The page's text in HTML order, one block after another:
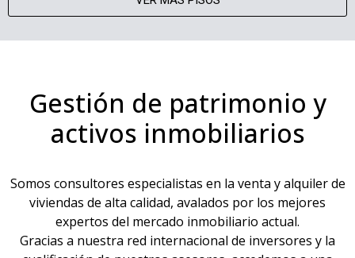
Gestión de patrimonio y
activos inmobiliarios
Somos consultores especialistas en la venta y alquiler de
viviendas de alta calidad, avalados por los mejores
expertos del mercado inmobiliario actual.
Gracias a nuestra red internacional de inversores y la